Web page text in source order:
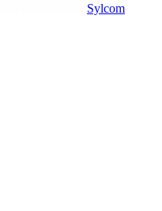
Sylcom